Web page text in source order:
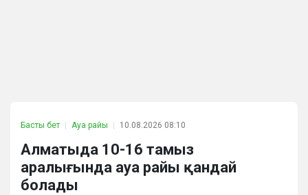
Басты бет Ауа райы 10.08.2026 08:10
Алматыда 10-16 тамыз
аралығында ауа райы қандай
болады